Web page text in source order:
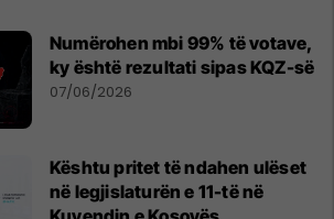
Numërohen mbi 99% të votave,
ky është rezultati sipas KQZ-së
07/06/2026
Kështu pritet të ndahen ulëset
në legjislaturën e 11-të në